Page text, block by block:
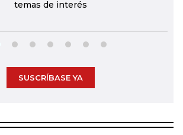
temas de interés
SUSCRÍBASE YA